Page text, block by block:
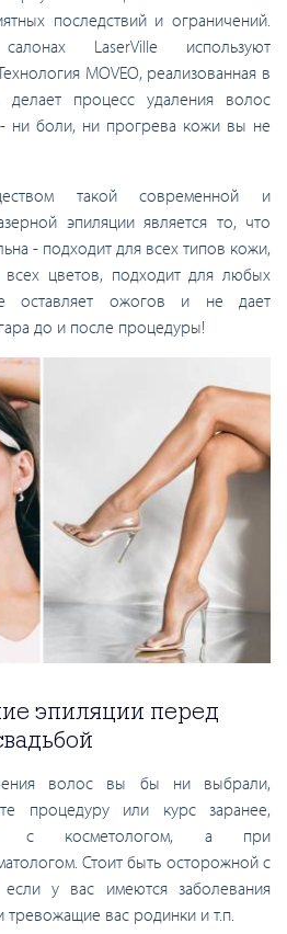
последствий и ограничений.
LaserVille используют
MOVEO, реализованная в
делает процесс удаления волос
ни боли, ни прогрева кожи вы не
такой современной и
эпиляции является то, что
- подходит для всех типов кожи,
всех цветов, подходит для любых
ожогов и не дает
до и после процедуры!
эпиляции перед
волос вы бы ни выбрали,
процедуру или курс заранее,
с косметологом, а при
Стоит быть осторожной с
у вас имеются заболевания
вас родинки и т.п.